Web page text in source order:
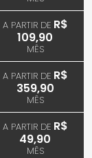
A PARTIR DE R$
109,90
MÊS
A PARTIR DE R$
359,90
MÊS
A PARTIR DE R$
49,90
MÊS